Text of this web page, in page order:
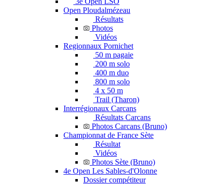
Open Ploudalmézeau
Résultats
Photos
Vidéos
Regionnaux Pornichet
50 m pagaie
200 m solo
400 m duo
800 m solo
4 x 50 m
Trail (Tharon)
Interrégionaux Carcans
Résultats Carcans
Photos Carcans (Bruno)
Championnat de France Sète
Résultat
Vidéos
Photos Sète (Bruno)
4e Open Les Sables-d'Olonne
Dossier compétiteur